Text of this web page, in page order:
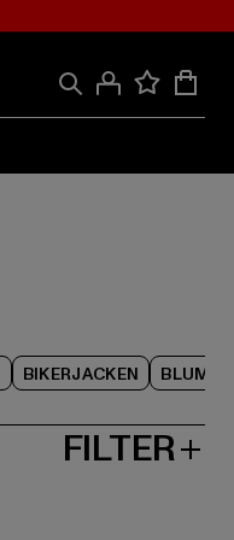
BIKERJACKEN
FILTER